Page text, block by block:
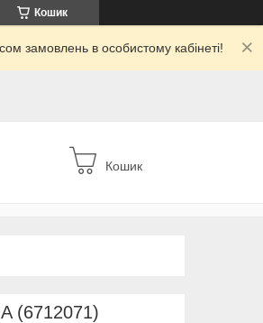
Кошик
замовлень в особистому кабінеті!
Кошик
(6712071)